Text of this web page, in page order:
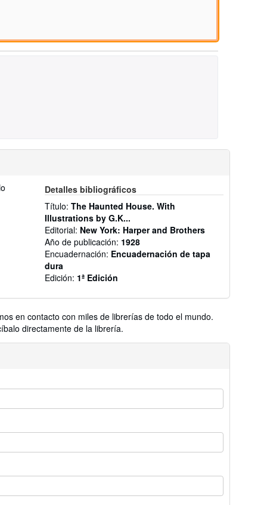
Detalles bibliográficos
Título: The Haunted House. With
Illustrations by G.K...
Editorial: New York: Harper and Brothers
Año de publicación: 1928
Encuadernación: Encuadernación de tapa
dura
Edición: 1ª Edición
en contacto con miles de librerías de todo el mundo.
directamente de la librería.